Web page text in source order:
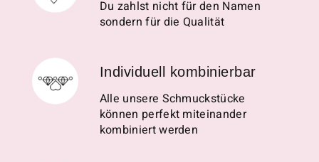
Du zahlst nicht für den Namen
sondern für die Qualität
Individuell kombinierbar
Alle unsere Schmuckstücke
können perfekt miteinander
kombiniert werden